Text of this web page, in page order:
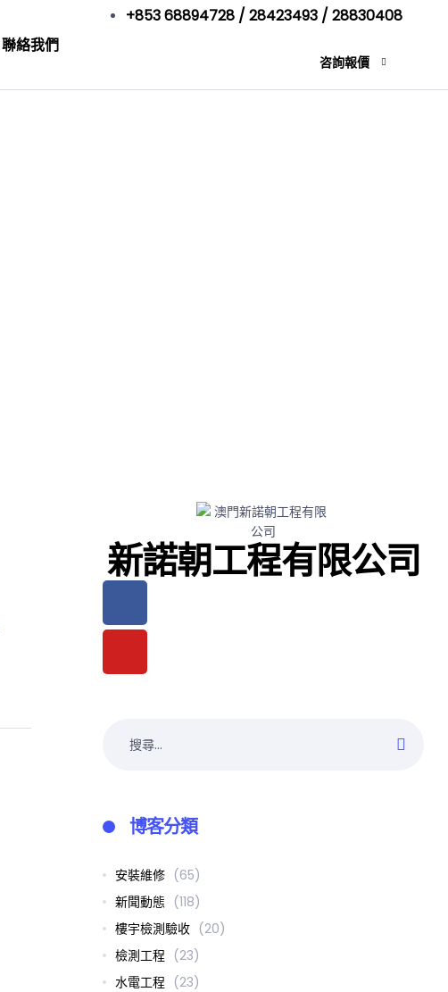
聯絡我們
+853 68894728 / 28423493 / 28830408
咨詢報價
新諾朝工程有限公司
博客分類
安裝維修 (65)
新聞動態 (118)
樓宇檢測驗收 (20)
檢測工程 (23)
水電工程 (23)